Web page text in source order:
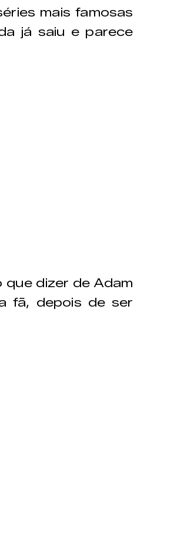
mais famosas
já saiu e parece
que dizer de Adam
fã, depois de ser